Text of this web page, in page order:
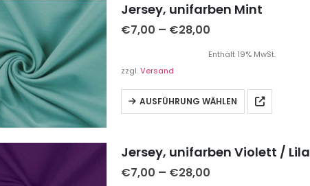
Jersey, unifarben Mint
€7,00 – €28,00
Enthält 19% MwSt.
zzgl.Versand
AUSFÜHRUNG WÄHLEN
Jersey, unifarben Violett / Lila
€7,00 – €28,00